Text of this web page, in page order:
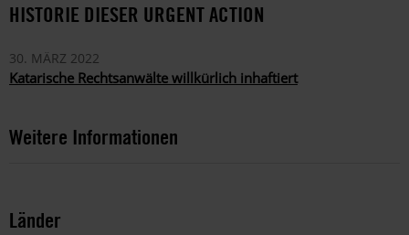
HISTORIE DIESER URGENT ACTION
30. MÄRZ 2022
Katarische Rechtsanwälte willkürlich inhaftiert
Weitere Informationen
Länder